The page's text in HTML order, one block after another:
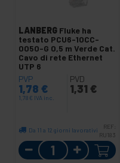
LANBERG Fluke ha
testato PCU6-10CC-
0050-G 0,5 m Verde Cat.
Cavo di rete Ethernet
UTP 6
PVP
1,78 €
1,78 € IVA inc.
PVD
1,31 €
Da 11 a 12 giorni lavorativi
REF:
RU183
Quantità